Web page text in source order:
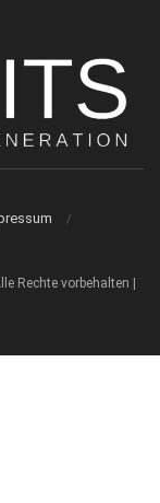
Rechte vorbehalten |